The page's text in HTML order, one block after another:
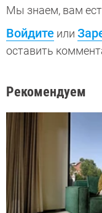
Мы знаем, вам
Войдите или
оставить
Рекомендуем